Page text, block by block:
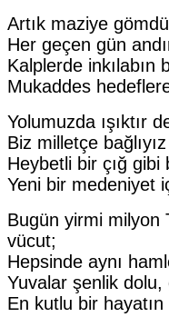
Artık maziye
Her geçen gün
Kalplerde inkılabın
Mukaddes
Yolumuzda ışıktır
Biz milletçe
Heybetli bir çığ gibi
Yeni bir medeniyet
Bugün yirmi milyon
vücut;
Hepsinde aynı
Yuvalar şenlik
En kutlu bir